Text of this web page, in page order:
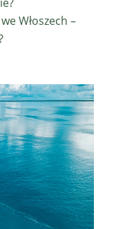
Włoszech –